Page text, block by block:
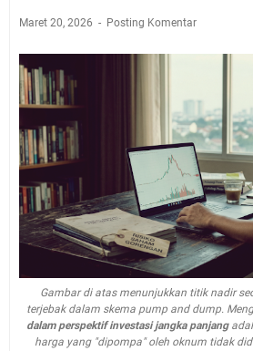
Maret 20, 2026 Posting Komentar
Gambar di atas menunjukkan titik nadir
terjebak dalam skema pump and dump.
dalam perspektif investasi jangka panjang
harga yang "dipompa" oleh oknum tidak